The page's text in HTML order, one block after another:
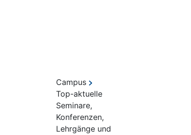
Campus
Top-aktuelle
Seminare,
Konferenzen,
Lehrgänge und